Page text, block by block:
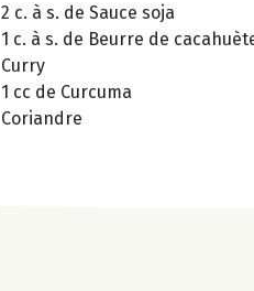
2 c. à s. de Sauce soja
1 c. à s. de Beurre de
Curry
1 cc de Curcuma
Coriandre